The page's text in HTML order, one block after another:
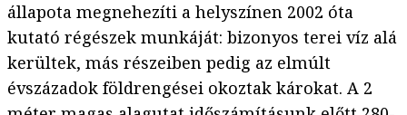
állapota megnehezíti a helyszínen 2002 óta
kutató régészek munkáját: bizonyos terei víz alá
kerültek, más részeiben pedig az elmúlt
évszázadok földrengései okoztak károkat. A 2